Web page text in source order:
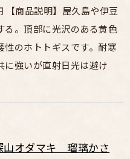
【商品説明】屋久島や伊豆
る。頂部に光沢のある黄色
性のホトトギスです。耐寒
に強いが直射日光は避け
オダマキ 瑠璃かさ